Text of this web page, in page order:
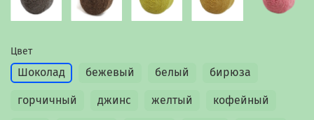
Цвет
Шоколад бежевый белый бирюза
горчичный джинс желтый кофейный